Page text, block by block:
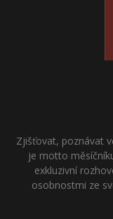
Zjišťovat, poznávat
je motto
exkluzivní
osobnostmi ze